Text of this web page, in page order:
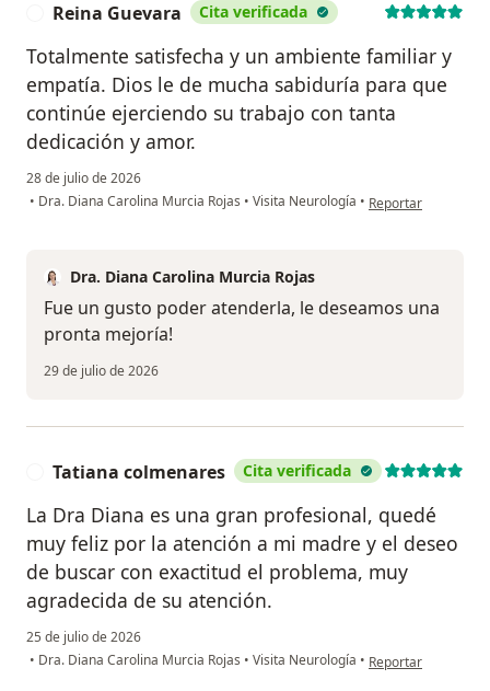
Reina Guevara Cita verificada
Totalmente satisfecha y un ambiente familiar y
empatía. Dios le de mucha sabiduría para que
continúe ejerciendo su trabajo con tanta
dedicación y amor.
28 de julio de 2026
• Dra. Diana Carolina Murcia Rojas • Visita Neurología • en opinión del
Reportar
Dra. Diana Carolina Murcia Rojas
Fue un gusto poder atenderla, le deseamos una
pronta mejoría!
29 de julio de 2026
Tatiana colmenares Cita verificada
La Dra Diana es una gran profesional, quedé
muy feliz por la atención a mi madre y el deseo
de buscar con exactitud el problema, muy
agradecida de su atención.
25 de julio de 2026
• Dra. Diana Carolina Murcia Rojas • Visita Neurología • en opinión del
Reportar